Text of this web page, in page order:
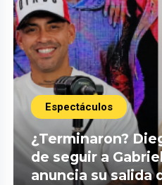
Espectáculos
¿Terminaron?
de seguir a
anuncia su salida